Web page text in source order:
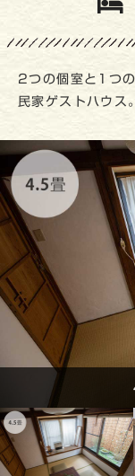
2つの個室と1つ
民家ゲストハウ